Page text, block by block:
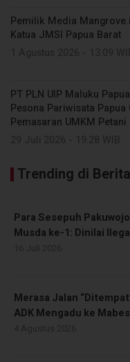
Pemilik Media
Katua JMSI Papua Barat
PT PLN UIP Maluku
Pesona Pariwisata Papua
Pemasaran UMKM
Trending di
Para Sesepuh
Musda ke-1: Dinilai
Merasa Jalan
ADK Mengadu ke